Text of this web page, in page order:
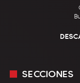
SECCIONES